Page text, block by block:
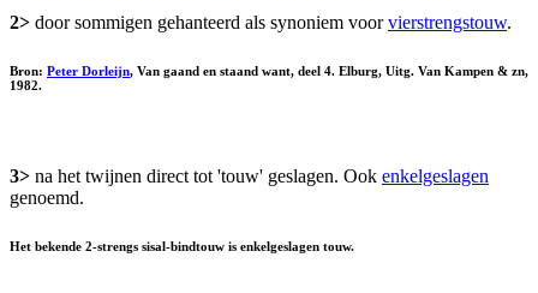
2> door sommigen gehanteerd als synoniem voorvierstrengstouw.
Bron: Peter Dorleijn, Van gaand en staand want, deel 4. Elburg, Uitg. Van Kampen & zn,
1982.
3> na het twijnen direct tot 'touw' geslagen. Ook enkelgeslagen
genoemd.
Het bekende 2-strengs sisal-bindtouw is enkelgeslagen touw.